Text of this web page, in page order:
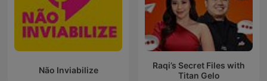
Não Inviabilize
Raqi’s Secret Files with
Titan Gelo